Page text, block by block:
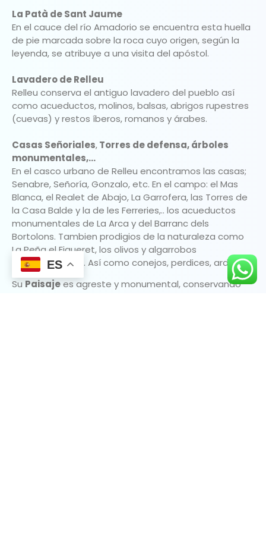
La Patà de Sant Jaume
En el cauce del río Amadorio se encuentra esta huella
de pie marcada sobre la roca cuyo origen, según la
leyenda, se atribuye a una visita del apóstol.
Lavadero de Relleu
Relleu conserva el antiguo lavadero del pueblo así
como acueductos, molinos, balsas, abrigos rupestres
(cuevas) y restos íberos, romanos y árabes.
Casas Señoriales,Torres de defensa, árboles
monumentales,…
En el casco urbano de Relleu encontramos las casas;
Senabre, Señoría, Gonzalo, etc. En el campo: el Mas
Blanca, el Realet de Abajo, La Garrofera, las Torres de
la Casa Balde y la de les Ferreries,.. los acueductos
monumentales de La Arca y del Barranc dels
Bortolons. Tambien prodigios de la naturaleza como
La Peña el Figueret, los olivos y algarrobos
monumentales,.. Así como conejos, perdices, ardillas,…
Su Paisajees agreste y monumental, conservando
ES